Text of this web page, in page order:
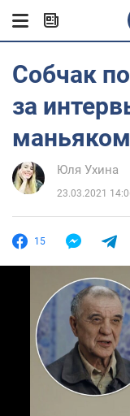
Собчак
за
Юля Ухина
23.03.2021
15